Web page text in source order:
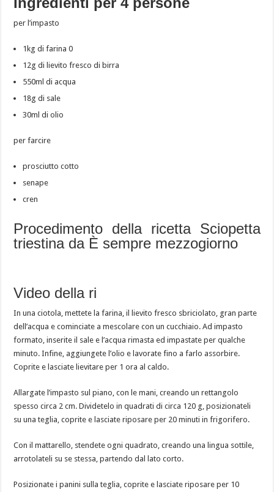
per l’impasto
1kg di farina 0
12g di lievito fresco di birra
550ml di acqua
18g di sale
30ml di olio
per farcire
prosciutto cotto
senape
cren
Procedimento della ricetta Sciopetta
triestina da È sempre mezzogiorno
Video della ri
In una ciotola, mettete la farina, il lievito fresco sbriciolato, gran parte
dell’acqua e cominciate a mescolare con un cucchiaio. Ad impasto
formato, inserite il sale e l’acqua rimasta ed impastate per qualche
minuto. Infine, aggiungete l’olio e lavorate fino a farlo assorbire.
Coprite e lasciate lievitare per 1 ora al caldo.
Allargate l’impasto sul piano, con le mani, creando un rettangolo
spesso circa 2 cm. Dividetelo in quadrati di circa 120 g, posizionateli
su una teglia, coprite e lasciate riposare per 20 minuti in frigorifero.
Con il mattarello, stendete ogni quadrato, creando una lingua sottile,
arrotolateli su se stessa, partendo dal lato corto.
Posizionate i panini sulla teglia, coprite e lasciate riposare per 10